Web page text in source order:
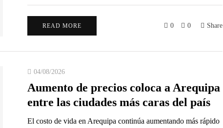
READ MORE 0 0 Share
04/08/2026
Aumento de precios coloca a Arequipa
entre las ciudades más caras del país
El costo de vida en Arequipa continúa aumentando más rápido